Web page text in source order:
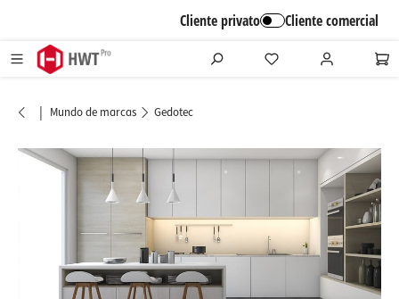
Cliente privato Cliente comercial
| Mundo de marcas Gedotec